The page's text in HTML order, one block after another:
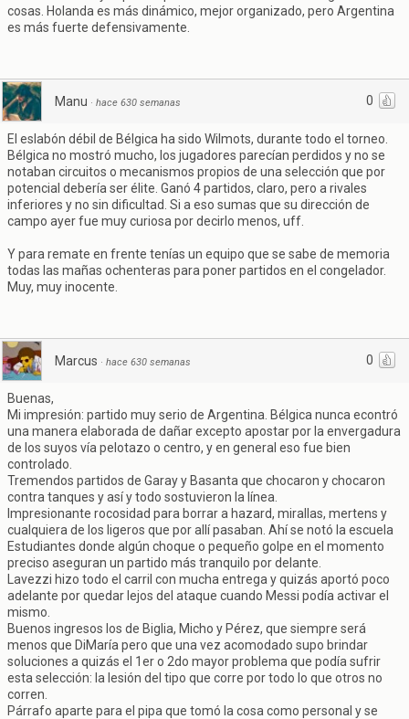
cosas. Holanda es más dinámico, mejor organizado, pero Argentina
es más fuerte defensivamente.
0
Manu · hace 630 semanas
El eslabón débil de Bélgica ha sido Wilmots, durante todo el torneo.
Bélgica no mostró mucho, los jugadores parecían perdidos y no se
notaban circuitos o mecanismos propios de una selección que por
potencial debería ser élite. Ganó 4 partidos, claro, pero a rivales
inferiores y no sin dificultad. Si a eso sumas que su dirección de
campo ayer fue muy curiosa por decirlo menos, uff.
Y para remate en frente tenías un equipo que se sabe de memoria
todas las mañas ochenteras para poner partidos en el congelador.
Muy, muy inocente.
0
Marcus · hace 630 semanas
Buenas,
Mi impresión: partido muy serio de Argentina. Bélgica nunca econtró
una manera elaborada de dañar excepto apostar por la envergadura
de los suyos vía pelotazo o centro, y en general eso fue bien
controlado.
Tremendos partidos de Garay y Basanta que chocaron y chocaron
contra tanques y así y todo sostuvieron la línea.
Impresionante rocosidad para borrar a hazard, mirallas, mertens y
cualquiera de los ligeros que por allí pasaban. Ahí se notó la escuela
Estudiantes donde algún choque o pequeño golpe en el momento
preciso aseguran un partido más tranquilo por delante.
Lavezzi hizo todo el carril con mucha entrega y quizás aportó poco
adelante por quedar lejos del ataque cuando Messi podía activar el
mismo.
Buenos ingresos los de Biglia, Micho y Pérez, que siempre será
menos que DiMaría pero que una vez acomodado supo brindar
soluciones a quizás el 1er o 2do mayor problema que podía sufrir
esta selección: la lesión del tipo que corre por todo lo que otros no
corren.
Párrafo aparte para el pipa que tomó la cosa como personal y se